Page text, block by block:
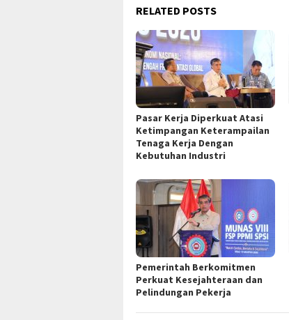
RELATED POSTS
Pasar Kerja Diperkuat Atasi
Ketimpangan Keterampailan
Tenaga Kerja Dengan
Kebutuhan Industri
Pemerintah Berkomitmen
Perkuat Kesejahteraan dan
Pelindungan Pekerja